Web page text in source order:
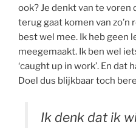
ook? Je denkt van te
terug gaat komen van zo’n
best wel mee. Ik heb geen
meegemaakt. Ik ben wel
‘caught up in work’. En dat
Doel dus blijkbaar toch
Ik denk dat ik